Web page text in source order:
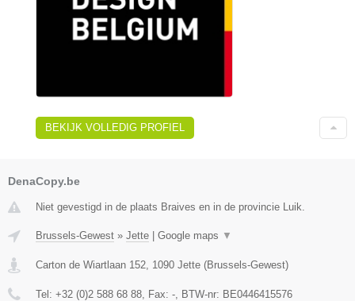
BEKIJK VOLLEDIG PROFIEL
DenaCopy.be
Niet gevestigd in de plaats Braives en in de provincie Luik.
Brussels-Gewest » Jette | Google maps ▼
Carton de Wiartlaan 152 1090 Jette (Brussels-Gewest)
Tel: +32 (0)2 588 68 88 , Fax: - , BTW-nr: BE0446415576